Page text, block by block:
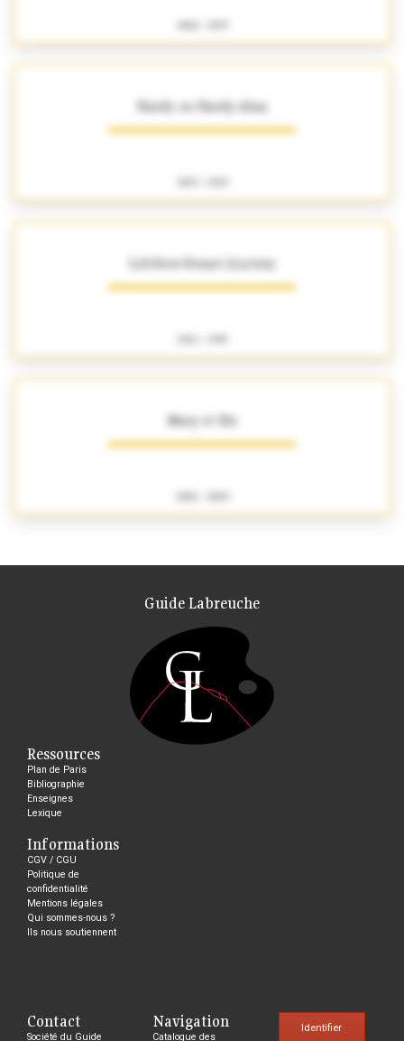
Hardy ou Hardy-Alan
Lefebvre-Foinet (Lucien)
Mary et fils
Guide Labreuche
Ressources
Plan de Paris
Bibliographie
Enseignes
Lexique
Informations
CGV / CGU
Politique de
confidentialité
Mentions légales
Qui sommes-nous ?
Ils nous soutiennent
Contact
Société du Guide
Navigation
Catalogue des
Identifier